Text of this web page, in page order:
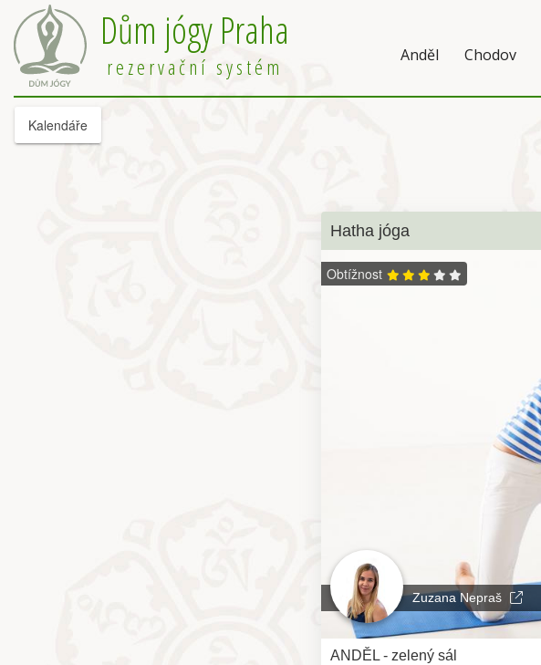
Dům jógy Praha
rezervační systém Anděl Chodov
Kalendáře
Hatha jóga
Obtížnost
Zuzana Nepraš
ANDĚL - zelený sál